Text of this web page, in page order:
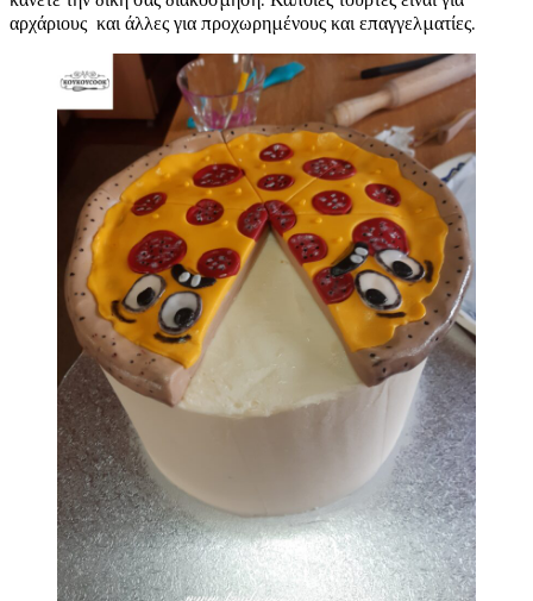
αρχάριους και άλλες για προχωρημένους και επαγγελματίες.